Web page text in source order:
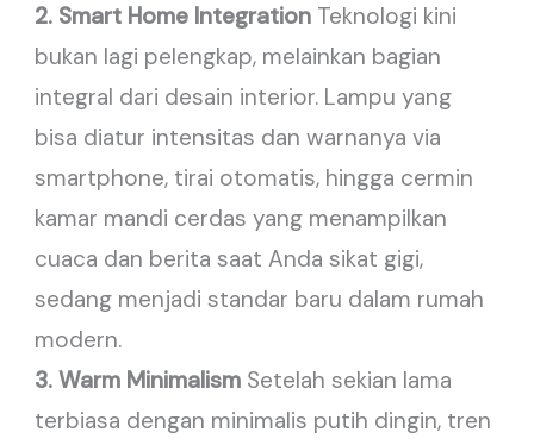
2. Smart Home Integration Teknologi kini
bukan lagi pelengkap, melainkan bagian
integral dari desain interior. Lampu yang
bisa diatur intensitas dan warnanya via
smartphone, tirai otomatis, hingga cermin
kamar mandi cerdas yang menampilkan
cuaca dan berita saat Anda sikat gigi,
sedang menjadi standar baru dalam rumah
modern.
3. Warm Minimalism Setelah sekian lama
terbiasa dengan minimalis putih dingin, tren